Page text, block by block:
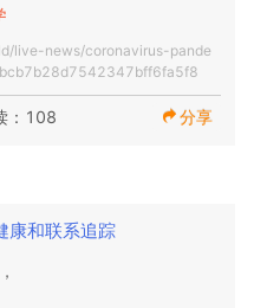
尤其是那些与室友或套房
过“ 流行测试”计划进行测
都将收到一封提醒电子邮
跟踪团队将
。尽管到目前为止还没有
同努力，以保护社区中可
并预防所有人的严重健康后
迅速传播中所扮演的角
，传播通常是通过小型聚会
州大学学生健康部表示：“随
公园校园社区中学生中
测试，另外14名通过人口
live-news/coronavirus-pande
：108 分享
康和联系追踪